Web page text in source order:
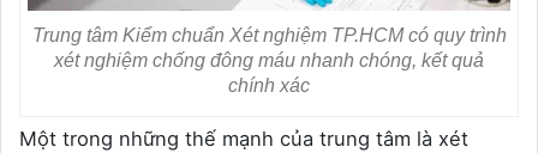
Trung tâm Kiểm chuẩn Xét nghiệm TP.HCM có quy trình
xét nghiệm chống đông máu nhanh chóng, kết quả
chính xác
Một trong những thế mạnh của trung tâm là xét